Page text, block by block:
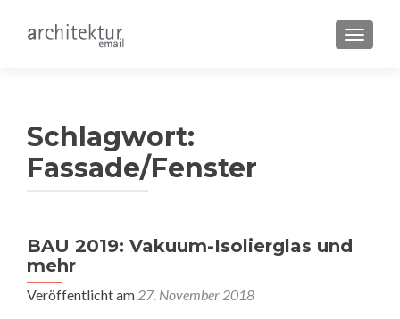
Schlagwort:
Fassade/Fenster
BAU 2019: Vakuum-Isolierglas und
mehr
Veröffentlicht am 27. November 2018
Beitragsnavigation